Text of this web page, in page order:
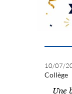
10/07/
Collège
Une